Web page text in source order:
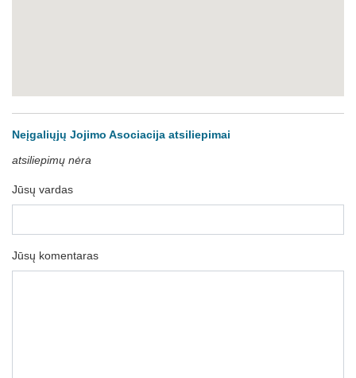
Neįgaliųjų Jojimo Asociacija atsiliepimai
atsiliepimų nėra
Jūsų vardas
Jūsų komentaras